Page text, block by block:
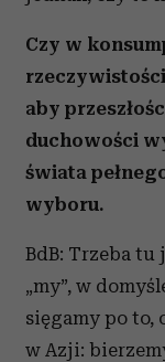
Czy w
aby
duchowości
świata
wyboru.
BdB: Trzeba tu
„my”, w
sięgamy po to,
w Azji: